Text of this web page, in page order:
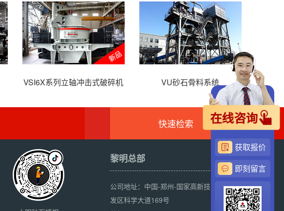
VSI6X系列立轴冲击式破碎机 VU砂石骨料系统
快速检索
黎明总部
公司地址：中国-郑州-国家高新技术产业开
发区科学大道169号
在线咨询
获取报价
即刻留言